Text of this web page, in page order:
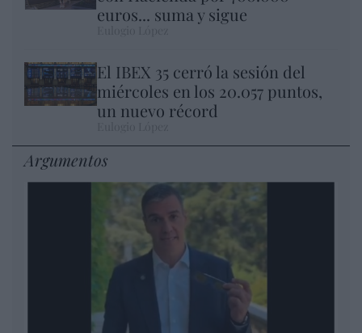
euros... suma y sigue
El IBEX 35 cerró la sesión del
miércoles en los 20.057 puntos,
un nuevo récord
Argumentos